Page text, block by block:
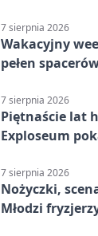
7 sierpnia 2026
Wakacyjny
pełen
7 sierpnia 2026
Piętnaście lat
Exploseum
7 sierpnia 2026
Nożyczki,
Młodzi